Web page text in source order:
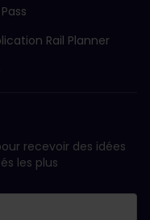
Rail Planner
recevoir des idées
les plus